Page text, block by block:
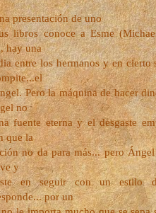
presentación de uno
libros conoce a Esme
hay una
entre los hermanos y en
Pero la máquina de hacer
no
fuente eterna y el desgaste
que la
no da para más... pero
y
en seguir con un
por un